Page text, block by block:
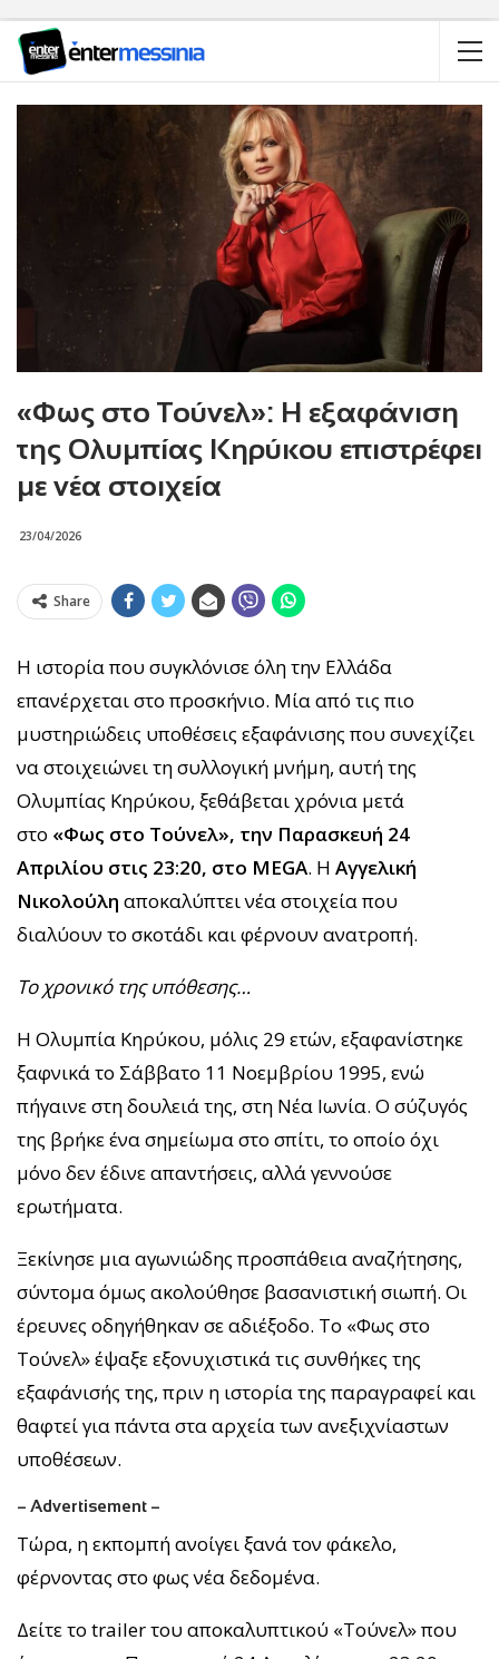
«Φως στο Τούνελ»: Η εξαφάνιση
της Ολυμπίας Κηρύκου επιστρέφει
με νέα στοιχεία
23/04/2026
Share
Η ιστορία που συγκλόνισε όλη την Ελλάδα
επανέρχεται στο προσκήνιο. Μία από τις πιο
μυστηριώδεις υποθέσεις εξαφάνισης που συνεχίζει
να στοιχειώνει τη συλλογική μνήμη, αυτή της
Ολυμπίας Κηρύκου, ξεθάβεται χρόνια μετά
στο «Φως στο Τούνελ», την Παρασκευή 24
Απριλίου στις 23:20, στο MEGA. Η Αγγελική
Νικολούλη αποκαλύπτει νέα στοιχεία που
διαλύουν το σκοτάδι και φέρνουν ανατροπή.
Το χρονικό της υπόθεσης…
Η Ολυμπία Κηρύκου, μόλις 29 ετών, εξαφανίστηκε
ξαφνικά το Σάββατο 11 Νοεμβρίου 1995, ενώ
πήγαινε στη δουλειά της, στη Νέα Ιωνία. Ο σύζυγός
της βρήκε ένα σημείωμα στο σπίτι, το οποίο όχι
μόνο δεν έδινε απαντήσεις, αλλά γεννούσε
ερωτήματα.
Ξεκίνησε μια αγωνιώδης προσπάθεια αναζήτησης,
σύντομα όμως ακολούθησε βασανιστική σιωπή. Οι
έρευνες οδηγήθηκαν σε αδιέξοδο. Το «Φως στο
Τούνελ» έψαξε εξονυχιστικά τις συνθήκες της
εξαφάνισής της, πριν η ιστορία της παραγραφεί και
θαφτεί για πάντα στα αρχεία των ανεξιχνίαστων
υποθέσεων.
– Advertisement –
Τώρα, η εκπομπή ανοίγει ξανά τον φάκελο,
φέρνοντας στο φως νέα δεδομένα.
Δείτε το trailer του αποκαλυπτικού «Τούνελ» που